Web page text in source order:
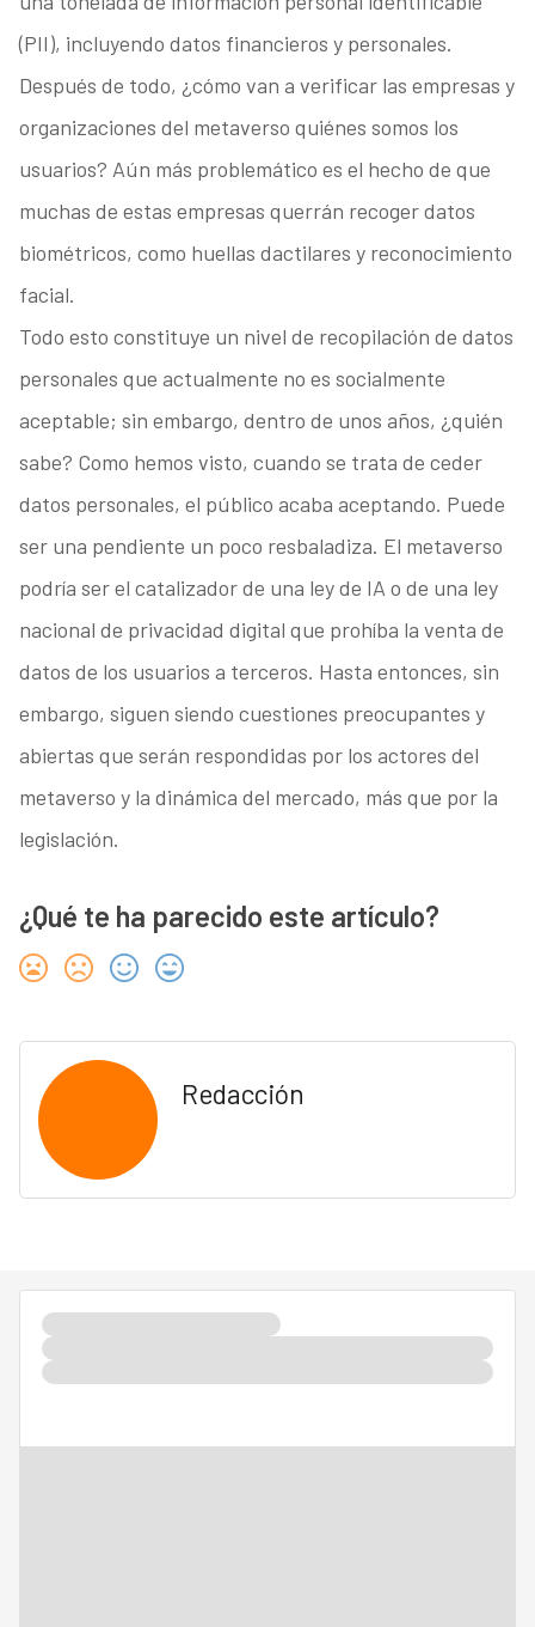
(PII), incluyendo datos financieros y personales.
Después de todo, ¿cómo van a verificar las empresas y
organizaciones del metaverso quiénes somos los
usuarios? Aún más problemático es el hecho de que
muchas de estas empresas querrán recoger datos
biométricos, como huellas dactilares y reconocimiento
facial.
Todo esto constituye un nivel de recopilación de datos
personales que actualmente no es socialmente
aceptable; sin embargo, dentro de unos años, ¿quién
sabe? Como hemos visto, cuando se trata de ceder
datos personales, el público acaba aceptando. Puede
ser una pendiente un poco resbaladiza. El metaverso
podría ser el catalizador de una ley de IA o de una ley
nacional de privacidad digital que prohíba la venta de
datos de los usuarios a terceros. Hasta entonces, sin
embargo, siguen siendo cuestiones preocupantes y
abiertas que serán respondidas por los actores del
metaverso y la dinámica del mercado, más que por la
legislación.
¿Qué te ha parecido este artículo?
Redacción